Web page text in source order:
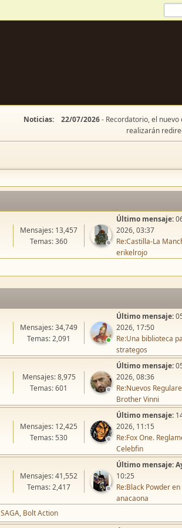
Noticias: 22/07/2026- Recordatorio, el
realizarán
Mensajes: 13,457
Temas: 360
Último mensaje:
2026, 03:37
Re:Castilla-La
erikelrojo
Mensajes: 34,749
Temas: 2,091
Último mensaje:
2026, 17:50
Re:Una biblioteca
strategos
Mensajes: 8,975
Temas: 601
Último mensaje:
2026, 08:36
Re:Nuevos
Brother Vinni
Mensajes: 12,425
Temas: 530
Último mensaje:
2026, 11:15
Re:Fox One.
Celebfin
Mensajes: 41,552
Temas: 2,417
Último mensaje:
10:25
Re:Black Powder
anacaona
SAGA Bolt Action